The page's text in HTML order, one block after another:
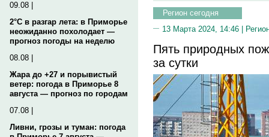
09.08 |
2°C в разгар лета: в Приморье
неожиданно похолодает —
прогноз погоды на неделю
08.08 |
Жара до +27 и порывистый
ветер: погода в Приморье 8
августа — прогноз по городам
07.08 |
Ливни, грозы и туман: погода
Регион сегодня
13 Марта 2024, 14:46 |
Пять природных
за сутки